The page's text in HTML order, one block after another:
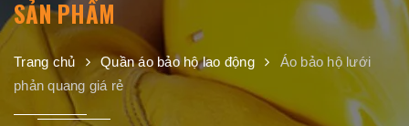
SẢN PHẨM
Trang chủ Quần áo bảo hộ lao động
Áo bảo hộ lưới
phản quang giá rẻ